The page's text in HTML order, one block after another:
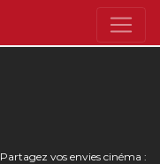
Partagez vos envies cinéma :